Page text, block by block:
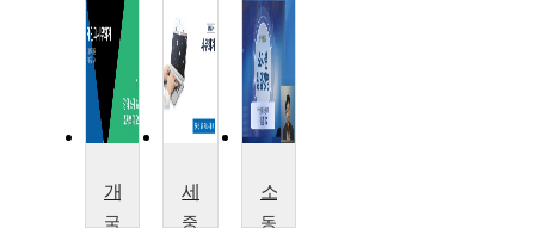
국
중
동